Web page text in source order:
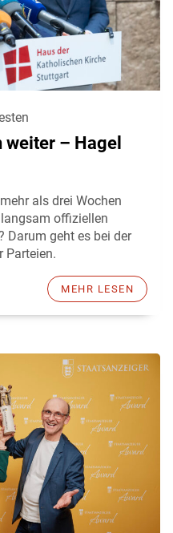
– Hagel
als drei Wochen
offiziellen
Darum geht es bei der
Parteien.
MEHR LESEN